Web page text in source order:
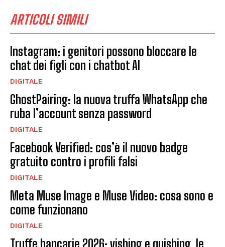
ARTICOLI SIMILI
Instagram: i genitori possono bloccare le
chat dei figli con i chatbot AI
DIGITALE
GhostPairing: la nuova truffa WhatsApp che
ruba l’account senza password
DIGITALE
Facebook Verified: cos’è il nuovo badge
gratuito contro i profili falsi
DIGITALE
Meta Muse Image e Muse Video: cosa sono e
come funzionano
DIGITALE
Truffe bancarie 2026: vishing e quishing, le